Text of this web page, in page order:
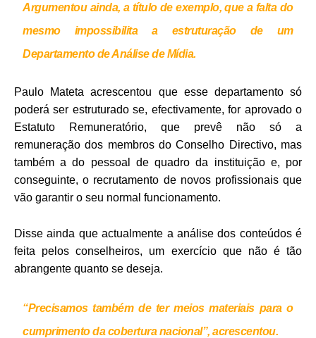
Argumentou ainda, a título de exemplo, que a falta do
mesmo impossibilita a estruturação de um
Departamento de Análise de Mídia.
Paulo Mateta acrescentou que esse departamento só
poderá ser estruturado se, efectivamente, for aprovado o
Estatuto Remuneratório, que prevê não só a
remuneração dos membros do Conselho Directivo, mas
também a do pessoal de quadro da instituição e, por
conseguinte, o recrutamento de novos profissionais que
vão garantir o seu normal funcionamento.
Disse ainda que actualmente a análise dos conteúdos é
feita pelos conselheiros, um exercício que não é tão
abrangente quanto se deseja.
“Precisamos também de ter meios materiais para o
cumprimento da cobertura nacional”, acrescentou.